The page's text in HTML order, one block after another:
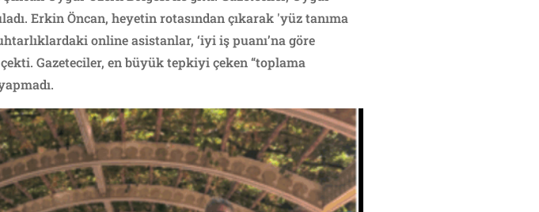
Erkin Öncan, heyetin rotasından çıkarak 'yüz tanıma
online asistanlar, ‘iyi iş puanı’na göre
Gazeteciler, en büyük tepkiyi çeken “toplama